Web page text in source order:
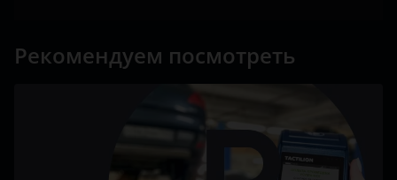
Рекомендуем посмотреть